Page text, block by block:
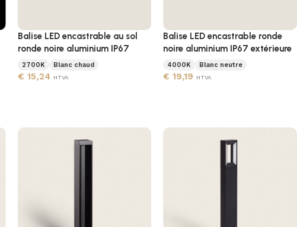
Balise LED encastrable au sol
ronde noire aluminium IP67
2700K Blanc chaud
€15,24 HTVA
Balise LED encastrable ronde
noire aluminium IP67 extérieure
4000K Blanc neutre
€ 19,19 HTVA